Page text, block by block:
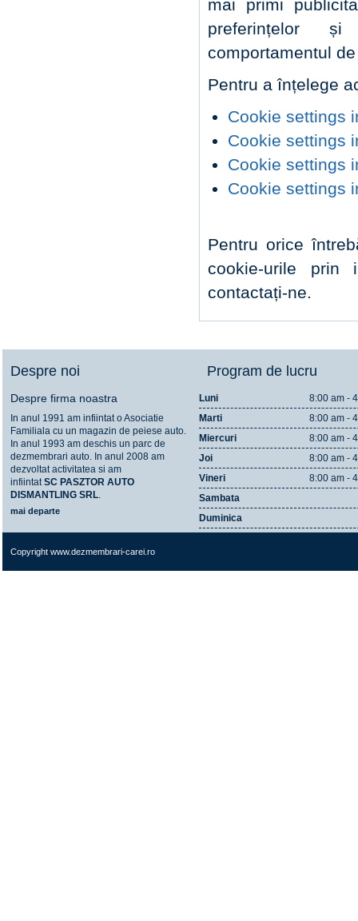
mai primi
preferințelor și
comportamentul
Pentru a înțelege
Cookie settings
Cookie settings
Cookie settings
Cookie settings
Pentru orice
cookie-urile prin
contactați-ne.
Despre noi
Despre firma noastra
In anul 1991 am infiintat o Asociatie
Familiala cu un magazin de peiese auto.
In anul 1993 am deschis un parc de
dezmembrari auto. In anul 2008 am
dezvoltat activitatea si am
infiintatSC PASZTOR AUTO
DISMANTLING SRL.
mai departe
Program de lucru
Luni
8:00 am -
Marti
8:00 am -
Miercuri
8:00 am -
Joi
8:00 am -
Vineri
8:00 am -
Sambata
Duminica
Copyright www.dezmembrari-carei.ro